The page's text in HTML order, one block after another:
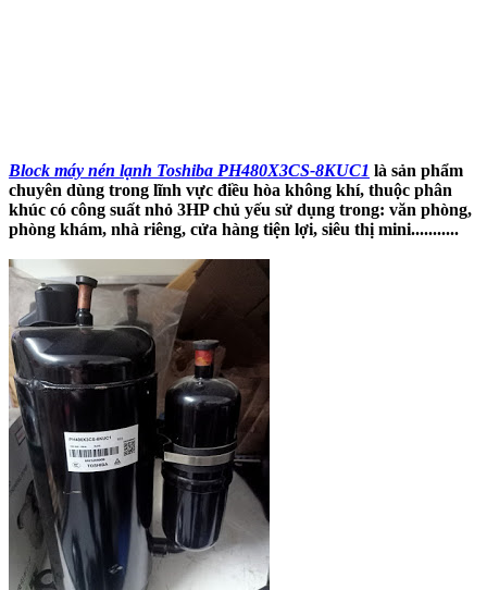
Block máy nén lạnh Toshiba PH480X3CS-8KUC1 là sản phẩm
chuyên dùng trong lĩnh vực điều hòa không khí, thuộc phân
khúc có công suất nhỏ 3HP chủ yếu sử dụng trong: văn phòng,
phòng khám, nhà riêng, cửa hàng tiện lợi, siêu thị mini...........